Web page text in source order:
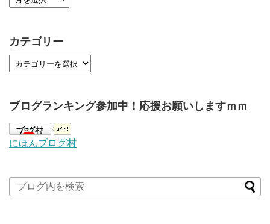
カテゴリー
ブログランキング参加中！応援お願いしますｍｍ
にほんブログ村